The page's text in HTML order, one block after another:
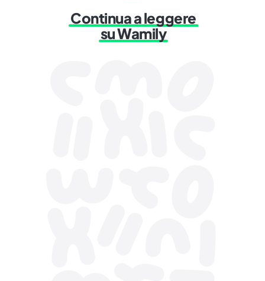
Continua a leggere
su Wamily